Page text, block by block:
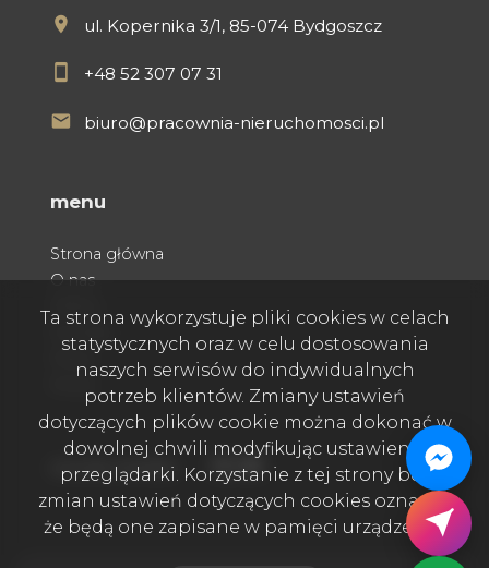
ul. Kopernika 3/1, 85-074 Bydgoszcz
+48 52 307 07 31
biuro@pracownia-nieruchomosci.pl
menu
Strona główna
O nas
social media Facebook
Facebook
Facebook
Ta strona wykorzystuje pliki cookies w celach
statystycznych oraz w celu dostosowania
naszych serwisów do indywidualnych
potrzeb klientów. Zmiany ustawień
dotyczących plików cookie można dokonać w
dowolnej chwili modyfikując ustawienia
przeglądarki. Korzystanie z tej strony bez
zmian ustawień dotyczących cookies oznacza,
że będą one zapisane w pamięci urządzenia.